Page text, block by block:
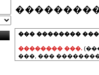
��� ��������
�������� ���.
���, ���